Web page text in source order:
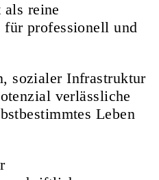
reine
für professionell und
sozialer Infrastruktur
verlässliche
Leben